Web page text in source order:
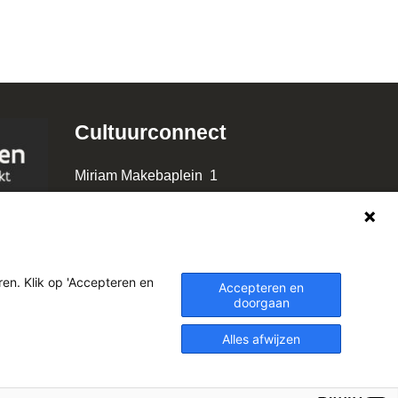
Cultuurconnect
Miriam Makebaplein 1
Klik op 'Accepteren en
Accepteren en
doorgaan
Alles afwijzen